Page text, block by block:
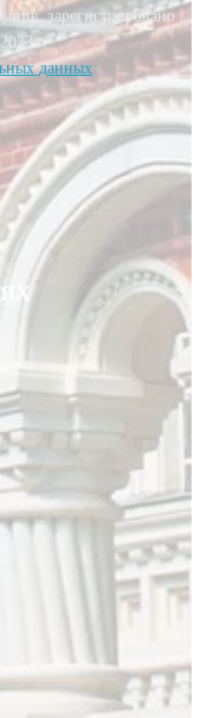
зарегистрировано
г.
данных